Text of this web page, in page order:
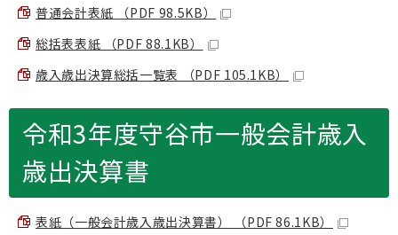
普通会計表紙 （PDF 98.5KB）
総括表表紙 （PDF 88.1KB）
歳入歳出決算総括一覧表 （PDF 105.1KB）
令和3年度守谷市一般会計歳入
歳出決算書
表紙（一般会計歳入歳出決算書） （PDF 86.1KB）